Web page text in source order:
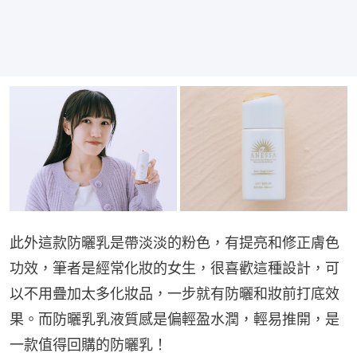
此外這款防曬乳是帶淡淡的粉色，有提亮和修正膚色
功效，筆者是經常化妝的女生，很喜歡這種設計，可
以不用疊加太多化妝品，一步就有防曬和妝前打底效
果。而防曬乳乳液質感是偏輕盈水潤，輕易推開，是
一款值得回購的防曬乳！